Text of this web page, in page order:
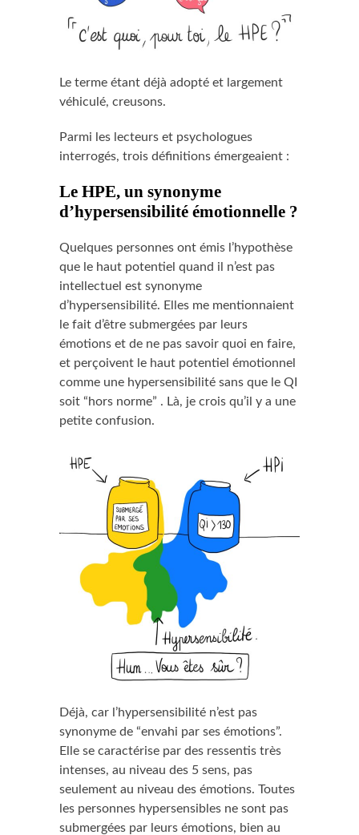
Le terme étant déjà adopté et largement
véhiculé, creusons.
Parmi les lecteurs et psychologues
interrogés, trois définitions émergeaient :
Le HPE, un synonyme
d’hypersensibilité émotionnelle ?
Quelques personnes ont émis l’hypothèse
que le haut potentiel quand il n’est pas
intellectuel est synonyme
d’hypersensibilité. Elles me mentionnaient
le fait d’être submergées par leurs
émotions et de ne pas savoir quoi en faire,
et perçoivent le haut potentiel émotionnel
comme une hypersensibilité sans que le QI
soit “hors norme” . Là, je crois qu’il y a une
petite confusion.
Déjà, car l’hypersensibilité n’est pas
synonyme de “envahi par ses émotions”.
Elle se caractérise par des ressentis très
intenses, au niveau des 5 sens, pas
seulement au niveau des émotions. Toutes
les personnes hypersensibles ne sont pas
submergées par leurs émotions, bien au